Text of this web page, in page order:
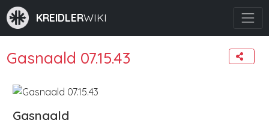
KREIDLERWIKI
Gasnaald 07.15.43
Gasnaald